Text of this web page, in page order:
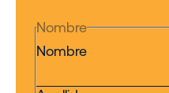
Nombre
Nombre